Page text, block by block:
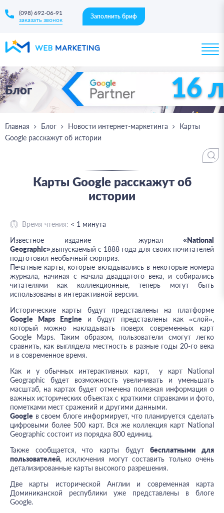
(098) 692-06-91
заказать звонок
Заполнить бриф
Блог 16
Главная Блог Новости интернет-маркетинга
Карты
Google расскажут об истории
Карты Google расскажут об
истории
Время чтения: < 1 минута
Известное издание — журнал «National
Geographic»,выпускаемый с 1888 года для своих почитателей
подготовил необычный сюрприз.
Печатные карты, которые вкладывались в некоторые номера
журнала, начиная с начала двадцатого века, и собирались
читателями как коллекционные, теперь могут быть
использованы в интерактивной версии.
Исторические карты будут представлены на платформе
Google Maps Engine и будут представлены как «слой»,
который можно накладывать поверх современных карт
Google Maps. Таким образом, пользователи смогут легко
сравнить, как выглядела местность в разные годы 20-го века
и в современное время.
Как и у обычных интерактивных карт, у карт National
Geographic будет возможность увеличивать и уменьшать
масштаб, на картах будет отмечена полезная информация о
важных исторических объектах с краткими справками и фото,
пометками мест сражений и другими данными.
Google в своем блоге информирует, что планируется сделать
цифровыми более 500 карт. Вся же коллекция карт National
Geographic состоит из порядка 800 единиц.
Также сообщается, что карты будутбесплатными для
пользователей, исключения могут составить только очень
детализированные карты высокого разрешения.
Две карты исторической Англии и современная карта
Доминиканской республики уже представлены в блоге
Google.